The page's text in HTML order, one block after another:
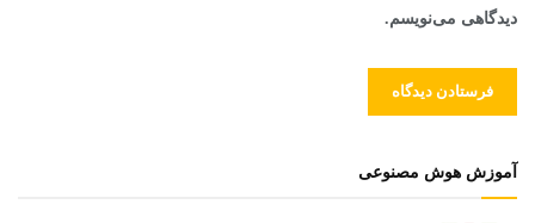
دیدگاهی می‌نویسم.
آموزش هوش مصنوعی